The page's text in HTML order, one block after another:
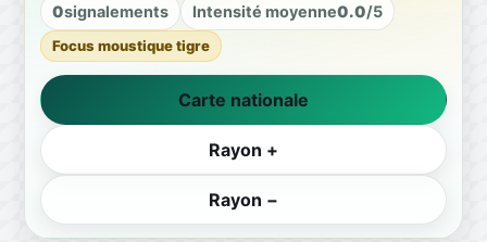
0signalements Intensité moyenne0.0/5
Focus moustique tigre
Carte nationale
Rayon +
Rayon −